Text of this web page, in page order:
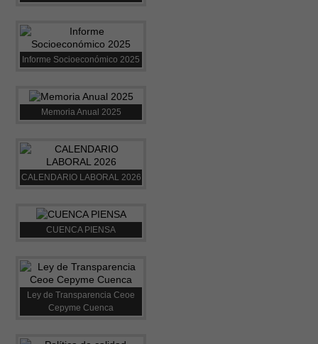
Informe Socioeconómico 2025
Memoria Anual 2025
CALENDARIO LABORAL 2026
CUENCA PIENSA
Ley de Transparencia Ceoe
Cepyme Cuenca